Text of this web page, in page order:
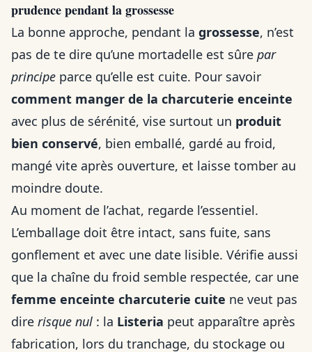
prudence pendant la grossesse
La bonne approche, pendant la grossesse, n’est
pas de te dire qu’une mortadelle est sûre par
principe parce qu’elle est cuite. Pour savoir
comment manger de la charcuterie enceinte
avec plus de sérénité, vise surtout un produit
bien conservé, bien emballé, gardé au froid,
mangé vite après ouverture, et laisse tomber au
moindre doute.
Au moment de l’achat, regarde l’essentiel.
L’emballage doit être intact, sans fuite, sans
gonflement et avec une date lisible. Vérifie aussi
que la chaîne du froid semble respectée, car une
femme enceinte charcuterie cuite ne veut pas
dire risque nul : la Listeria peut apparaître après
fabrication, lors du tranchage, du stockage ou